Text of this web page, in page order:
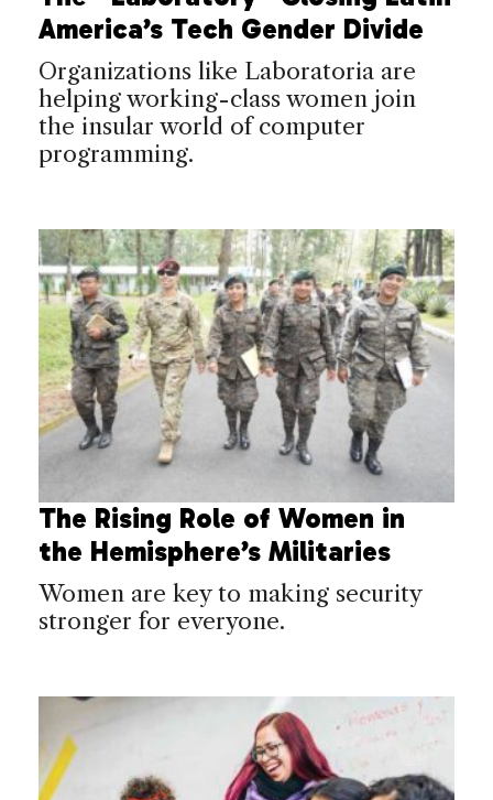
America’s Tech Gender Divide
Organizations like Laboratoria are
helping working-class women join
the insular world of computer
programming.
The Rising Role of Women in
the Hemisphere’s Militaries
Women are key to making security
stronger for everyone.